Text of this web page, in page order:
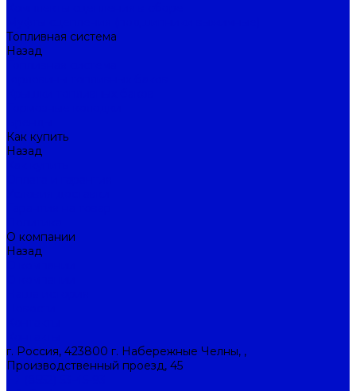
Топливная система
Назад
Как купить
Назад
О компании
Назад
г. Россия, 423800 г. Набережные Челны, ,
Производственный проезд, 45